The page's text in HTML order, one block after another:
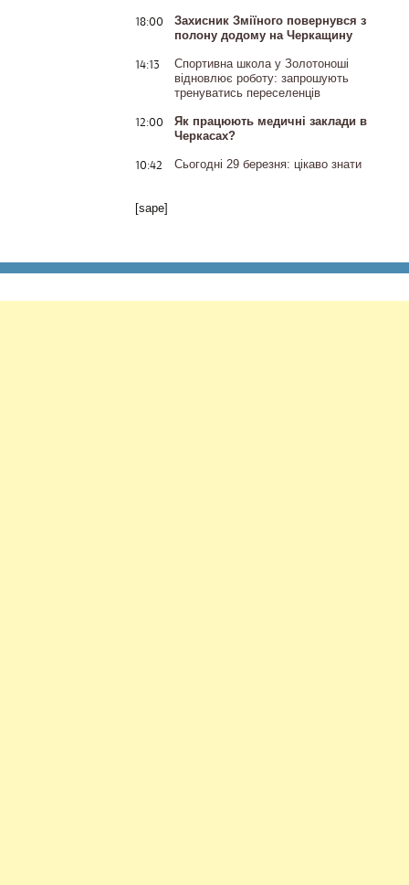
18:00
Захисник Зміїного повернувся з
полону додому на Черкащину
14:13
Спортивна школа у Золотоноші
відновлює роботу: запрошують
тренуватись переселенців
12:00
Як працюють медичні заклади в
Черкасах?
10:42 Сьогодні 29 березня: цікаво знати
[sape]